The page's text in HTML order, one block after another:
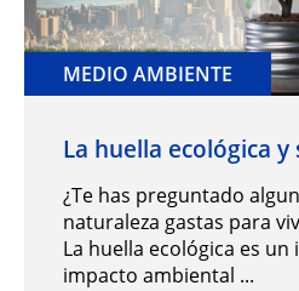
MEDIO AMBIENTE
La huella ecológica
¿Te has preguntado
naturaleza gastas para
La huella ecológica es
impacto ambiental ...